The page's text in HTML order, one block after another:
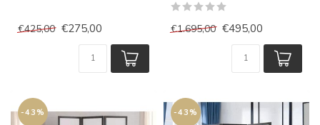
€425,00 €275,00 €1.695,00 €495,00
-43% -43%